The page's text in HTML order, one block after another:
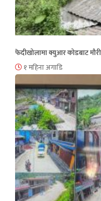
फेदीखोलामा क्युआर कोडबाट
१ महिना अगाडि